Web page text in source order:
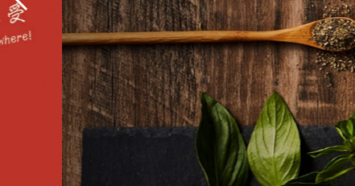
大富素食
多種天然香料調味 每一口都是吮指美味